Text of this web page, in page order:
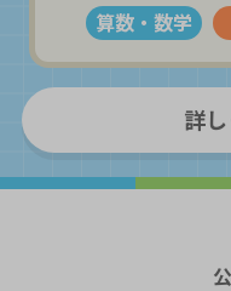
算数・数学
詳